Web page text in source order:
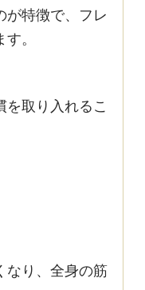
が特徴で、フレ
。
取り入れるこ
なり、全身の筋